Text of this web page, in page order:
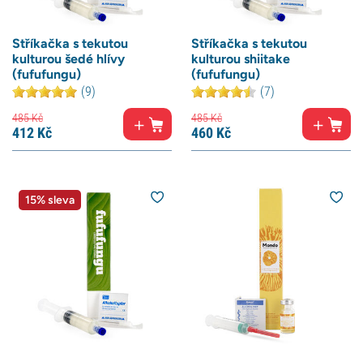
Stříkačka s tekutou
kulturou šedé hlívy
(fufufungu)
(9)
485Kč
412 Kč
Stříkačka s tekutou
kulturou shiitake
(fufufungu)
(7)
485Kč
460 Kč
15% sleva